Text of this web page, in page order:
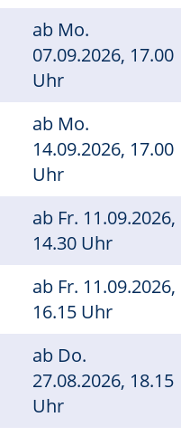
ab Mo.
07.09.2026, 17.00
Uhr
ab Mo.
14.09.2026, 17.00
Uhr
ab Fr. 11.09.2026,
14.30 Uhr
ab Fr. 11.09.2026,
16.15 Uhr
ab Do.
27.08.2026, 18.15
Uhr